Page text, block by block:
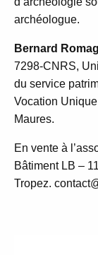
archéologue.
Bernard
7298-CNRS,
du service
Vocation
Maures.
En vente à
Bâtiment LB –
Tropez.